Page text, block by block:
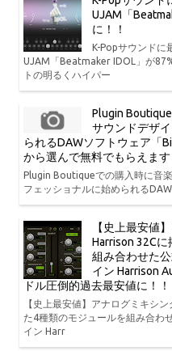
UJAM「
に！！
K-Popサウンドに
UJAM「Beatmaker IDOL」が
トの明るくハイパー
Plugin
サウンドデザ
られるDAWソフトウェア「
から選んで無料でもらえます
Plugin Boutiqueでの購入時に音
フェッショナルに始められる
【史上最安値
Harrison 32C
組み合わせた
イン Harrison
ドル圧倒的過去最安値に！！
【史上最安値】アナログミキシ
た4種類のモジュールを組み合わ
イン Harr